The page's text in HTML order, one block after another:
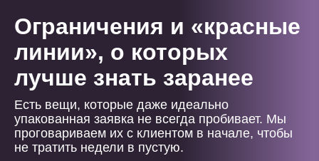
Ограничения и «красные
линии», о которых
лучше знать заранее
Есть вещи, которые даже идеально
упакованная заявка не всегда пробивает. Мы
проговариваем их с клиентом в начале, чтобы
не тратить недели в пустую.